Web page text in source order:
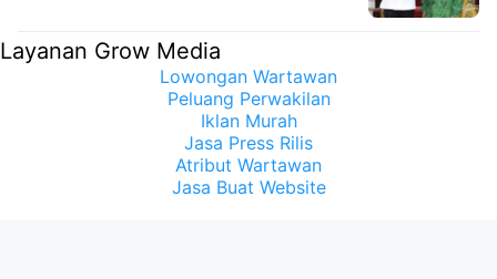
Layanan Grow Media
Lowongan Wartawan
Peluang Perwakilan
Iklan Murah
Jasa Press Rilis
Atribut Wartawan
Jasa Buat Website